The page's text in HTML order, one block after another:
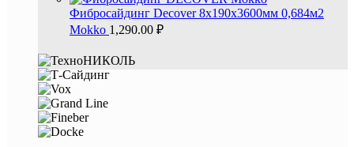
Фибросайдинг Decover 8x190x3600мм 0,684м2
Mokko 1,290.00 ₽